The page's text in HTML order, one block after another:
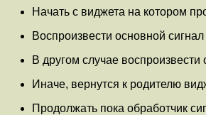
Начать с виджета на котором
Воспроизвести основной
В другом случае
Иначе, вернутся к родителю
Продолжать пока обработчик